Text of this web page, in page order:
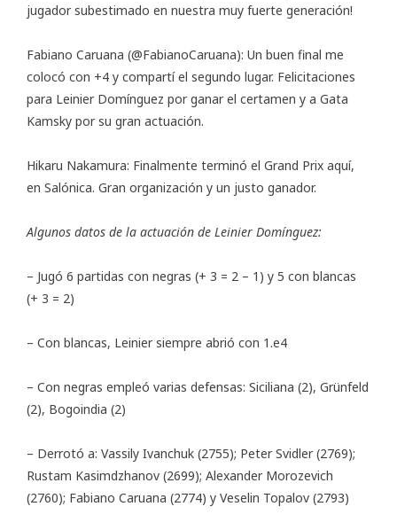
jugador subestimado en nuestra muy fuerte generación!
Fabiano Caruana (@FabianoCaruana): Un buen final me
colocó con +4 y compartí el segundo lugar. Felicitaciones
para Leinier Domínguez por ganar el certamen y a Gata
Kamsky por su gran actuación.
Hikaru Nakamura: Finalmente terminó el Grand Prix aquí,
en Salónica. Gran organización y un justo ganador.
Algunos datos de la actuación de Leinier Domínguez:
– Jugó 6 partidas con negras (+ 3 = 2 – 1) y 5 con blancas
(+ 3 = 2)
– Con blancas, Leinier siempre abrió con 1.e4
– Con negras empleó varias defensas: Siciliana (2), Grünfeld
(2), Bogoindia (2)
– Derrotó a: Vassily Ivanchuk (2755); Peter Svidler (2769);
Rustam Kasimdzhanov (2699); Alexander Morozevich
(2760); Fabiano Caruana (2774) y Veselin Topalov (2793)